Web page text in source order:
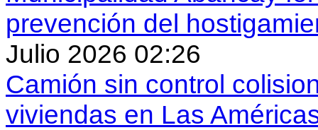
prevención del
Julio 2026 02:26
Camión sin control
viviendas en Las